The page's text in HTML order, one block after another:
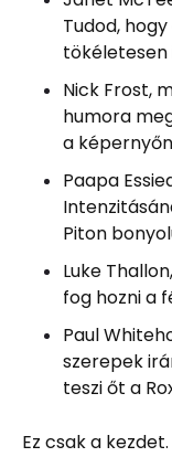
Tudod,
tökéletesen
Nick Frost,
humora
a
Paapa
Piton
Luke
fog hozni a
Paul
szerepek
teszi őt a
Ez csak a